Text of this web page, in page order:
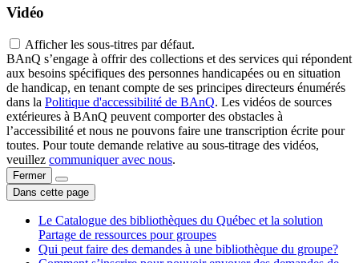
Vidéo
Afficher les sous-titres par défaut.
BAnQ s’engage à offrir des collections et des services qui répondent
aux besoins spécifiques des personnes handicapées ou en situation
de handicap, en tenant compte de ses principes directeurs énumérés
dans la Politique d'accessibilité de BAnQ. Les vidéos de sources
extérieures à BAnQ peuvent comporter des obstacles à
l’accessibilité et nous ne pouvons faire une transcription écrite pour
toutes. Pour toute demande relative au sous-titrage des vidéos,
veuillez communiquer avec nous.
Fermer
Dans cette page
Le Catalogue des bibliothèques du Québec et la solution
Partage de ressources pour groupes
Qui peut faire des demandes à une bibliothèque du groupe?